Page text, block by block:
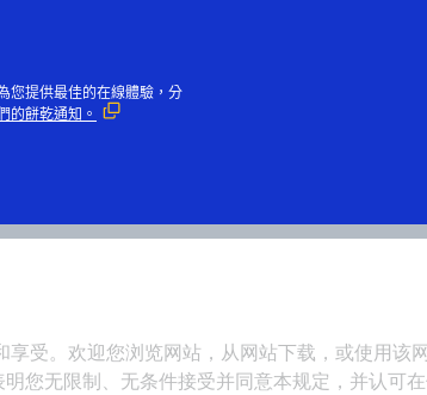
受。欢迎您浏览网站，从网站下载，或使用该
您无限制、无条件接受并同意本规定，并认可
您提供最佳的在線體驗，分
的餅乾通知。